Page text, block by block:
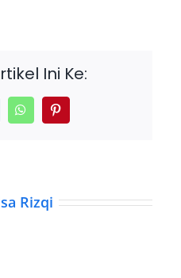
Ini Ke:
WhatsAppPinterest
Rizqi